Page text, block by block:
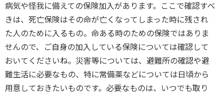
病気や怪我に備えての保険加入があります。ここで確認すべ
きは、死亡保険はその命が亡くなってしまった時に残され
た人のために入るもの。命ある時のための保険ではありま
せんので、ご自身の加入している保険については確認して
おいてくださいね。災害等については、避難所の確認や避
難生活に必要なもの、特に常備薬などについては日頃から
用意しておきたいものです。必要なものは、いつでも取り